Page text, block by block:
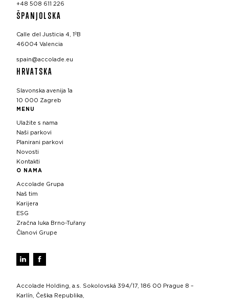
+48 508 611 226
ŠPANJOLSKA
Calle del Justicia 4, 1ºB
46004 Valencia
spain@accolade.eu
HRVATSKA
Slavonska avenija 1a
10 000 Zagreb
MENU
Ulažite s nama
Naši parkovi
Planirani parkovi
Novosti
Kontakti
O NAMA
Accolade Grupa
Naš tim
Karijera
ESG
Zračna luka Brno-Tuřany
Članovi Grupe
Accolade Holding, a.s. Sokolovská 394/17, 186 00 Prague 8 –
Karlín, Češka Republika,